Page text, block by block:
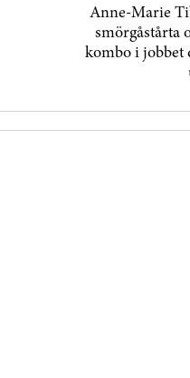
Anne-Marie
smörgåstårta
kombo i jobbet